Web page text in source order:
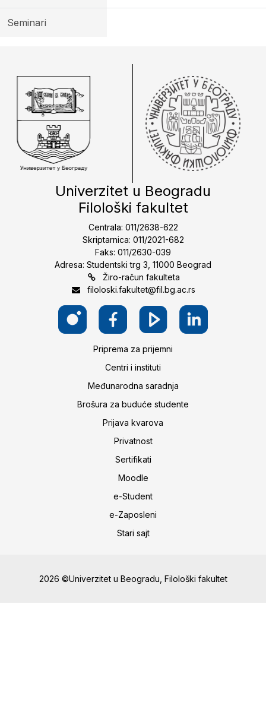
Seminari
Univerzitet u Beogradu
Filološki fakultet
Centrala: 011/2638-622
Skriptarnica: 011/2021-682
Faks: 011/2630-039
Adresa: Studentski trg 3, 11000 Beograd
Žiro-račun fakulteta
filoloski.fakultet@fil.bg.ac.rs
Priprema za prijemni
Centri i instituti
Međunarodna saradnja
Brošura za buduće studente
Prijava kvarova
Privatnost
Sertifikati
Moodle
e-Student
e-Zaposleni
Stari sajt
2026 ©Univerzitet u Beogradu, Filološki fakultet